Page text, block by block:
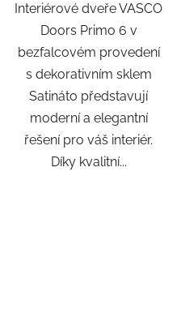
Interiérové dveře VASCO
Doors Primo 6 v
bezfalcovém provedení
s dekorativním sklem
Satináto představují
moderní a elegantní
řešení pro váš interiér.
Díky kvalitní...